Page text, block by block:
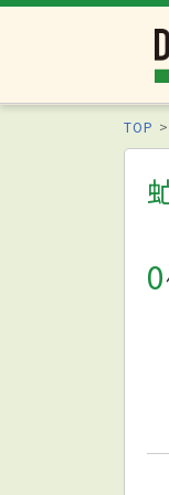
TOP
0